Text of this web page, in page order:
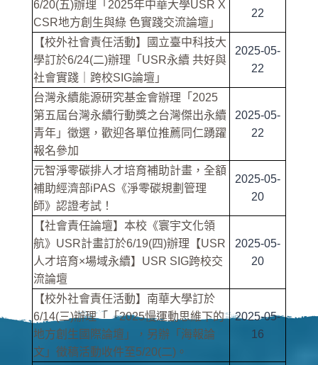
6/20(五)辦理「2025年中華大學USR X
CSR地方創生與綠 色實踐交流論壇」
22
【校外社會責任活動】國立臺中科技大
學訂於6/24(二)辦理「USR永續 共好與
社會實踐｜跨校SIG論壇」
2025-05-
22
台灣永續能源研究基金會辦理「2025
第五屆台灣永續行動獎之台灣傑出永續
青年」徵選，歡迎各單位推薦同仁踴躍
報名參加
2025-05-
22
元智淨零碳排人才培育補助計畫，全額
補助經濟部iPAS《淨零碳規劃管理
師》認證考試！
2025-05-
20
【社會責任論壇】本校《寰宇文化領
航》USR計畫訂於6/19(四)辦理【USR
人才培育×場域永續】USR SIG跨校交
流論壇
2025-05-
20
【校外社會責任活動】南華大學訂於
6/14(三)辦理「「2025慢運動思維下的
地方創生國際論壇」，另辦「海報論
文」徵稿活動收件至5/20(二)。
2025-05-
16